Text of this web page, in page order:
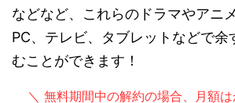
などなど、これらのドラマやアニ
PC、テレビ、タブレットなどで余
むことができます！
＼ 無料期間中の解約の場合、月額